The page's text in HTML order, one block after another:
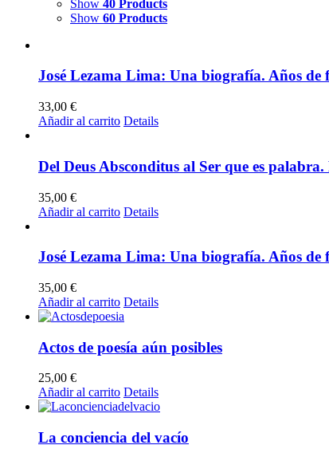
Show 40 Products
Show 60 Products
José Lezama Lima: Una biografía. Años de
33,00 €
Añadir al carrito Details
Del Deus Absconditus al Ser que es
35,00 €
Añadir al carrito Details
José Lezama Lima: Una biografía. Años de
35,00 €
Añadir al carrito Details
Actos de poesía aún posibles
25,00 €
Añadir al carrito Details
La conciencia del vacío